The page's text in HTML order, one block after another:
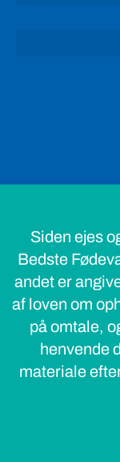
Siden ejes
Bedste
andet er
af loven om
på omtale,
henvende
materiale